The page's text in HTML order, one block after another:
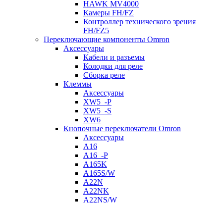
HAWK MV4000
Камеры FH/FZ
Контроллер технического зрения
FH/FZ5
Переключающие компоненты Omron
Аксессуары
Кабели и разъемы
Колодки для реле
Сборка реле
Клеммы
Аксессуары
XW5_-P
XW5_-S
XW6
Кнопочные переключатели Omron
Аксессуары
A16
A16_-P
A165K
A165S/W
A22N
A22NK
A22NS/W